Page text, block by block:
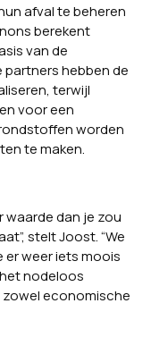
afval te beheren
berekent
van de
hebben de
terwijl
voor een
worden
te maken.
waarde dan je zou
stelt Joost. “We
weer iets moois
nodeloos
economische